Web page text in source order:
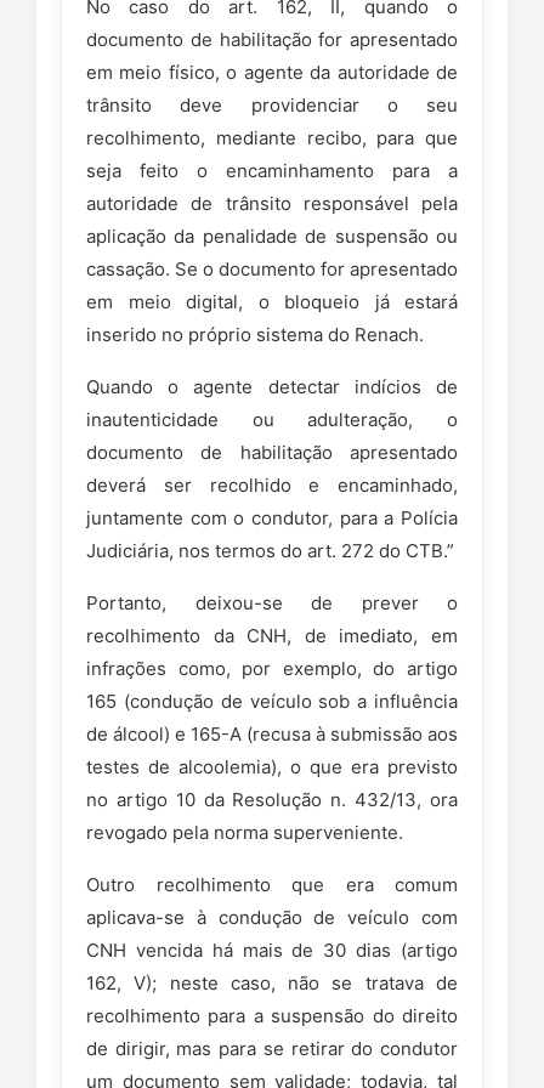
No caso do art. 162, II, quando o
documento de habilitação for apresentado
em meio físico, o agente da autoridade de
trânsito deve providenciar o seu
recolhimento, mediante recibo, para que
seja feito o encaminhamento para a
autoridade de trânsito responsável pela
aplicação da penalidade de suspensão ou
cassação. Se o documento for apresentado
em meio digital, o bloqueio já estará
inserido no próprio sistema do Renach.
Quando o agente detectar indícios de
inautenticidade ou adulteração, o
documento de habilitação apresentado
deverá ser recolhido e encaminhado,
juntamente com o condutor, para a Polícia
Judiciária, nos termos do art. 272 do CTB.”
Portanto, deixou-se de prever o
recolhimento da CNH, de imediato, em
infrações como, por exemplo, do artigo
165 (condução de veículo sob a influência
de álcool) e 165-A (recusa à submissão aos
testes de alcoolemia), o que era previsto
no artigo 10 da Resolução n. 432/13, ora
revogado pela norma superveniente.
Outro recolhimento que era comum
aplicava-se à condução de veículo com
CNH vencida há mais de 30 dias (artigo
162, V); neste caso, não se tratava de
recolhimento para a suspensão do direito
de dirigir, mas para se retirar do condutor
um documento sem validade; todavia, tal